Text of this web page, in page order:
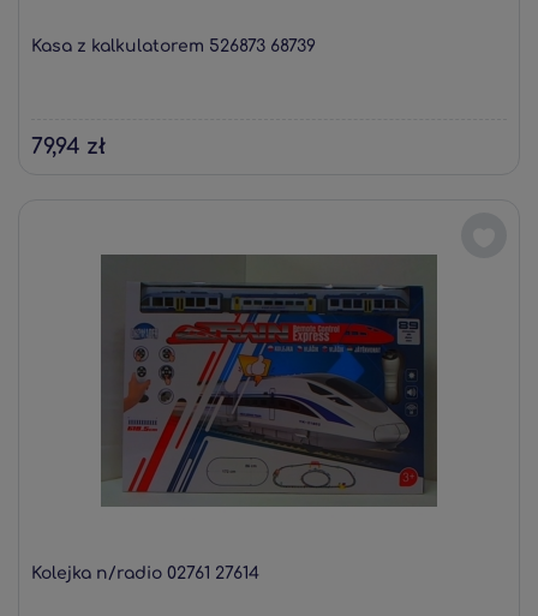
Kasa z kalkulatorem 526873 68739
79,94 zł
Kolejka n/radio 02761 27614